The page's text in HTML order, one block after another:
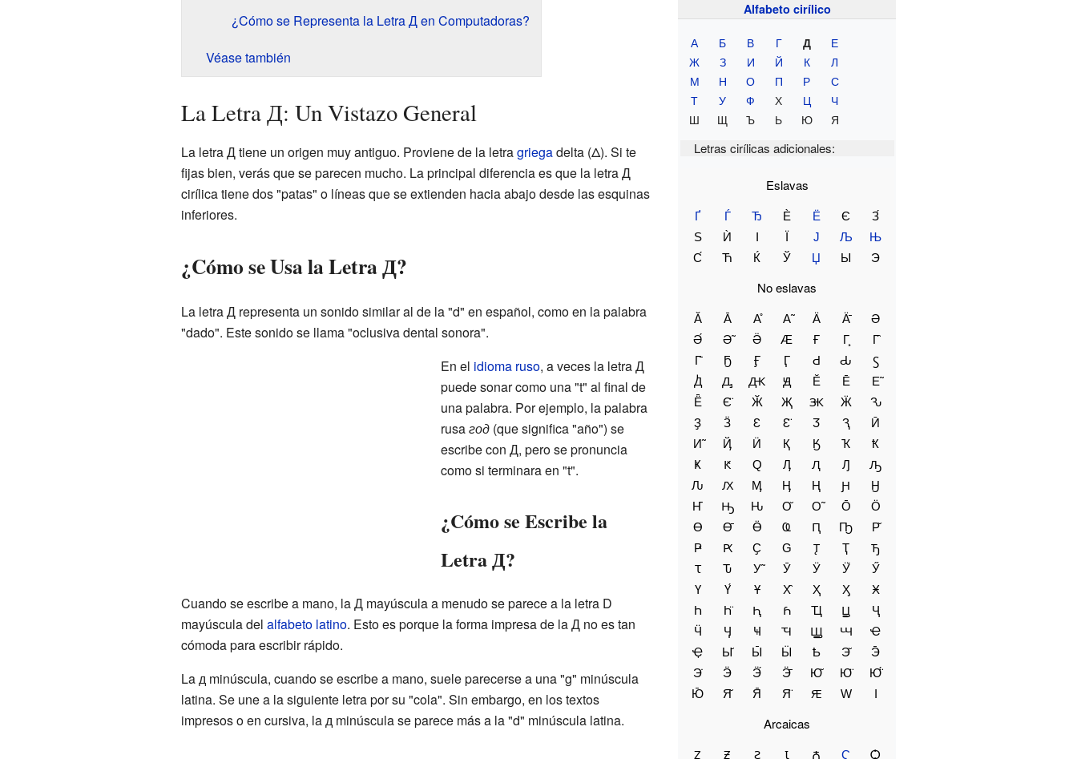
Alfabeto cirílico
А Б В Г Д
Е
Ж
З И Й К
Л
М
Н О П Р
С
Т
У Ф Х Ц
Ч
Ш
Щ Ъ Ь Ю
Я
Letras cirílicas adicionales:
Eslavas
Ґ
Ѓ Ђ Ѐ Ё Є
З́
Ѕ
Ѝ І Ї Ј Љ
Њ
С́
Ћ Ќ Ў Џ Ы
Э
No eslavas
Ӑ
А̄ А̊ А̃ Ӓ Ӓ̄
Ә
Ә́
Ә̃ Ӛ Ӕ Ғ Г̧
Г̑
Г̄
Ҕ Ӻ Ӷ Ԁ Ԃ
Ꚃ
Ꚁ
Ꚉ Ԫ Ԭ Ӗ Е̄
Е̃
Ё̄
Є̈ Ӂ Җ Ꚅ Ӝ
Ԅ
Ҙ
Ӟ Ԑ Ԑ̈ Ӡ Ԇ
Ӣ
И̃
Ҋ Ӥ Қ Ӄ Ҡ
Ҟ
Ҝ
Ԟ Ԛ Ӆ Ԯ Ԓ
Ԡ
Ԉ
Ԕ Ӎ Ӊ Ң Ԩ
Ӈ
Ҥ
Ԣ Ԋ О̆ О̃ О̄
Ӧ
Ө
Ө̄ Ӫ Ҩ Ԥ Ҧ
Р̌
Ҏ
Ԗ Ҫ Ԍ Ꚑ Ҭ
Ꚋ
Ꚍ
Ԏ У̃ Ӯ Ӱ Ӱ́
Ӳ
Ү
Ү́ Ұ Х̑ Ҳ Ӽ
Ӿ
Һ
Һ̈ Ԧ Ꚕ Ҵ Ꚏ
Ҷ
Ӵ
Ӌ Ҹ Ꚓ Ꚗ Ꚇ
Ҽ
Ҿ
Ы̆ Ы̄ Ӹ Ҍ Э̆
Э̄
Э̇
Ӭ Ӭ́ Ӭ̄ Ю̆ Ю̈
Ю̈́
Ю̄
Я̆ Я̄ Я̈ Ԙ Ԝ
Ӏ
Arcaicas
Ꙁ
Ꙃ Ꙅ Ꙇ Ꙉ Ҁ
Ѻ
¿Cómo se Representa la Letra Д en Computadoras?
Véase también
La Letra Д: Un Vistazo General
La letra Д tiene un origen muy antiguo. Proviene de la letragriegadelta (Δ). Si te
fijas bien, verás que se parecen mucho. La principal diferencia es que la letra Д
cirílica tiene dos "patas" o líneas que se extienden hacia abajo desde las esquinas
inferiores.
¿Cómo se Usa la Letra Д?
La letra Д representa un sonido similar al de la "d" en español, como en la palabra
"dado". Este sonido se llama "oclusiva dental sonora".
En el idioma ruso, a veces la letra Д
puede sonar como una "t" al final de
una palabra. Por ejemplo, la palabra
rusaгод(que significa "año") se
escribe con Д, pero se pronuncia
como si terminara en "t".
¿Cómo se Escribe la
Letra Д?
Cuando se escribe a mano, la Д mayúscula a menudo se parece a la letra D
mayúscula del alfabeto latino. Esto es porque la forma impresa de la Д no es tan
cómoda para escribir rápido.
La д minúscula, cuando se escribe a mano, suele parecerse a una "g" minúscula
latina. Se une a la siguiente letra por su "cola". Sin embargo, en los textos
impresos o en cursiva, la д minúscula se parece más a la "d" minúscula latina.